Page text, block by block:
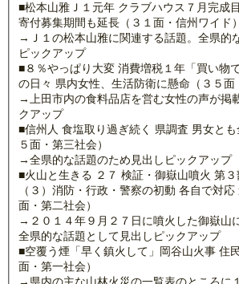
■松本山雅Ｊ１元年 クラブハウス７月完成
寄付募集期間も延長（３１面・信州ワイド）
→Ｊ１の松本山雅に関連する話題。全県的
ピックアップ
■８％やっぱり大変 消費増税１年「買い物
の日々 県内女性、生活防衛に懸命（３５面
→上田市内の食料品店を営む女性の声が掲
クアップ
■信州人 食塩取り過ぎ続く 県調査 男女と
５面・第三社会）
→全県的な話題のため見出しピックアップ
■火山と生きる ２７ 検証・御嶽山噴火 第３
（３）消防・行政・警察の初動 各自で対
面・第二社会）
→２０１４年９月２７日に噴火した御嶽山
全県的な話題として見出しピックアップ
■空覆う煙「早く鎮火して」岡谷山火事 住
面・第一社会）